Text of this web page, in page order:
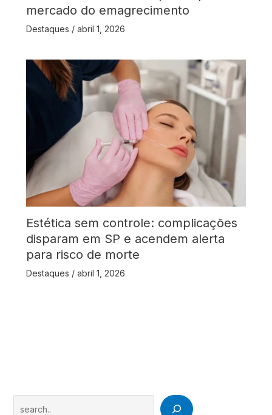
mercado do emagrecimento
Destaques / abril 1, 2026
Estética sem controle: complicações
disparam em SP e acendem alerta
para risco de morte
Destaques / abril 1, 2026